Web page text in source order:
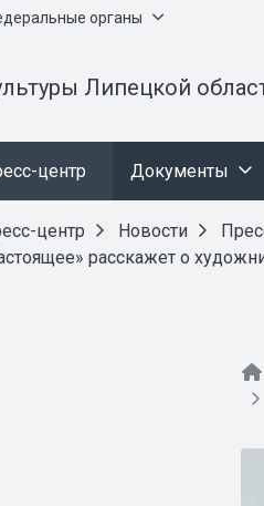
органы
Липецкой
центр Документы
центр Новости
расскажет о